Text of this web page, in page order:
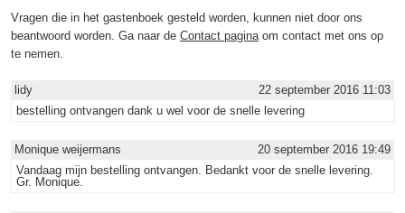
Vragen die in het gastenboek gesteld worden, kunnen niet door ons
beantwoord worden. Ga naar de Contact paginaom contact met ons op
te nemen.
lidy
22 september 2016 11:03
bestelling ontvangen dank u wel voor de snelle levering
Monique weijermans
20 september 2016 19:49
Vandaag mijn bestelling ontvangen. Bedankt voor de snelle levering.
Gr. Monique.